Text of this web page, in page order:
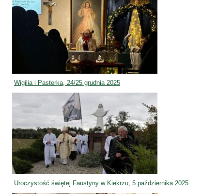
Wigilia i Pasterka, 24/25 grudnia 2025
Uroczystość świętej Faustyny w Kiekrzu, 5 października 2025